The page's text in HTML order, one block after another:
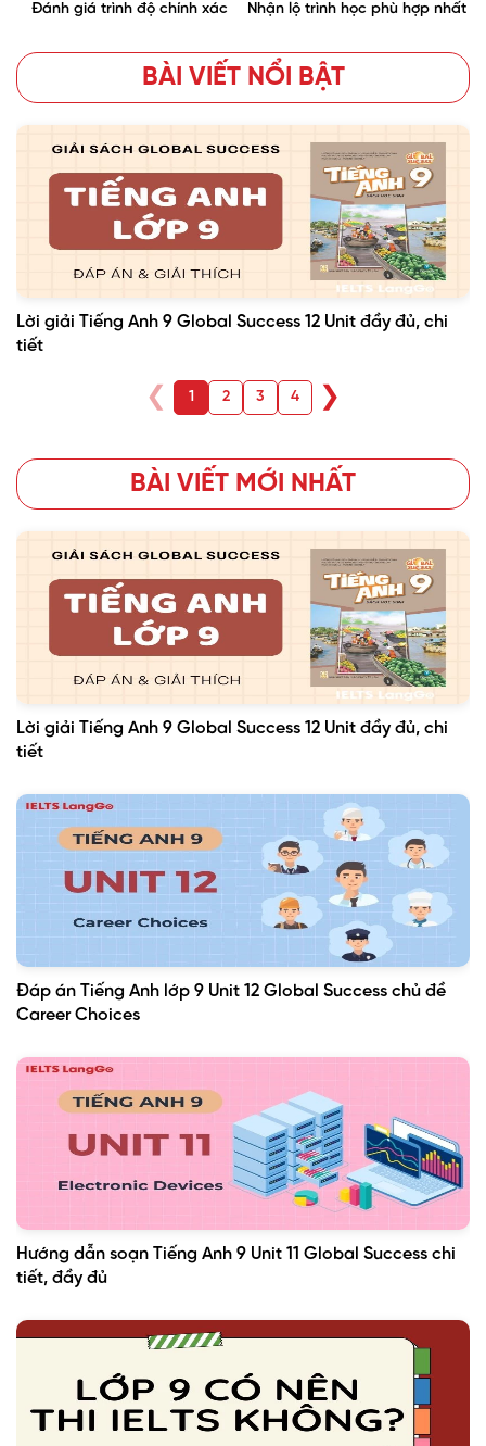
Đánh giá trình độ chính xác Nhận lộ trình học phù hợp nhất
BÀI VIẾT NỔI BẬT
Lời giải Tiếng Anh 9 Global Success 12 Unit đầy đủ, chi
tiết
❮ 1 2 3 4 ❯
BÀI VIẾT MỚI NHẤT
Lời giải Tiếng Anh 9 Global Success 12 Unit đầy đủ, chi
tiết
Đáp án Tiếng Anh lớp 9 Unit 12 Global Success chủ đề
Career Choices
Hướng dẫn soạn Tiếng Anh 9 Unit 11 Global Success chi
tiết, đầy đủ